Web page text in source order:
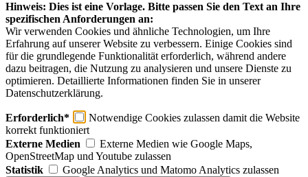
Hinweis: Dies ist eine Vorlage. Bitte passen Sie den Text an Ihre
spezifischen Anforderungen an:
Wir verwenden Cookies und ähnliche Technologien, um Ihre
Erfahrung auf unserer Website zu verbessern. Einige Cookies sind
für die grundlegende Funktionalität erforderlich, während andere
dazu beitragen, die Nutzung zu analysieren und unsere Dienste zu
optimieren. Detaillierte Informationen finden Sie in unserer
Datenschutzerklärung.
Erforderlich*
Notwendige Cookies zulassen damit die Website
korrekt funktioniert
Externe Medien
Externe Medien wie Google Maps,
OpenStreetMap und Youtube zulassen
Statistik
Google Analytics und Matomo Analytics zulassen